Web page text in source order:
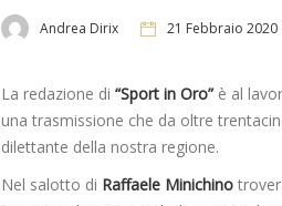
Andrea Dirix 21 Febbraio 2020
La redazione di “Sport in Oro” è al
una trasmissione che da oltre
dilettante della nostra regione.
Nel salotto di Raffaele Minichino